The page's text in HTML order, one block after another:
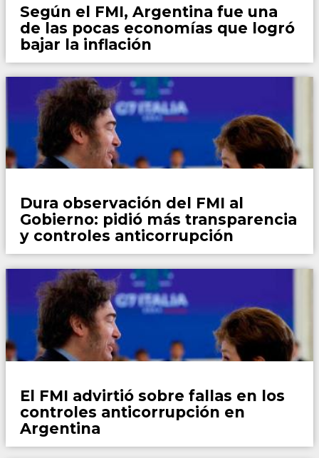
Según el FMI, Argentina fue una
de las pocas economías que logró
bajar la inflación
Dura observación del FMI al
Gobierno: pidió más transparencia
y controles anticorrupción
El FMI advirtió sobre fallas en los
controles anticorrupción en
Argentina